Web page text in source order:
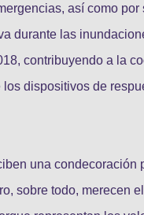
así como por
durante las
contribuyendo a la
dispositivos de
una condecoración
sobre todo, merecen